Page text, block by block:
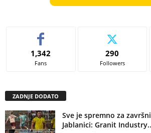
1,342
Fans
290
Followers
ZADNJE DODATO
Sve je spremno za
Jablanici: Granit